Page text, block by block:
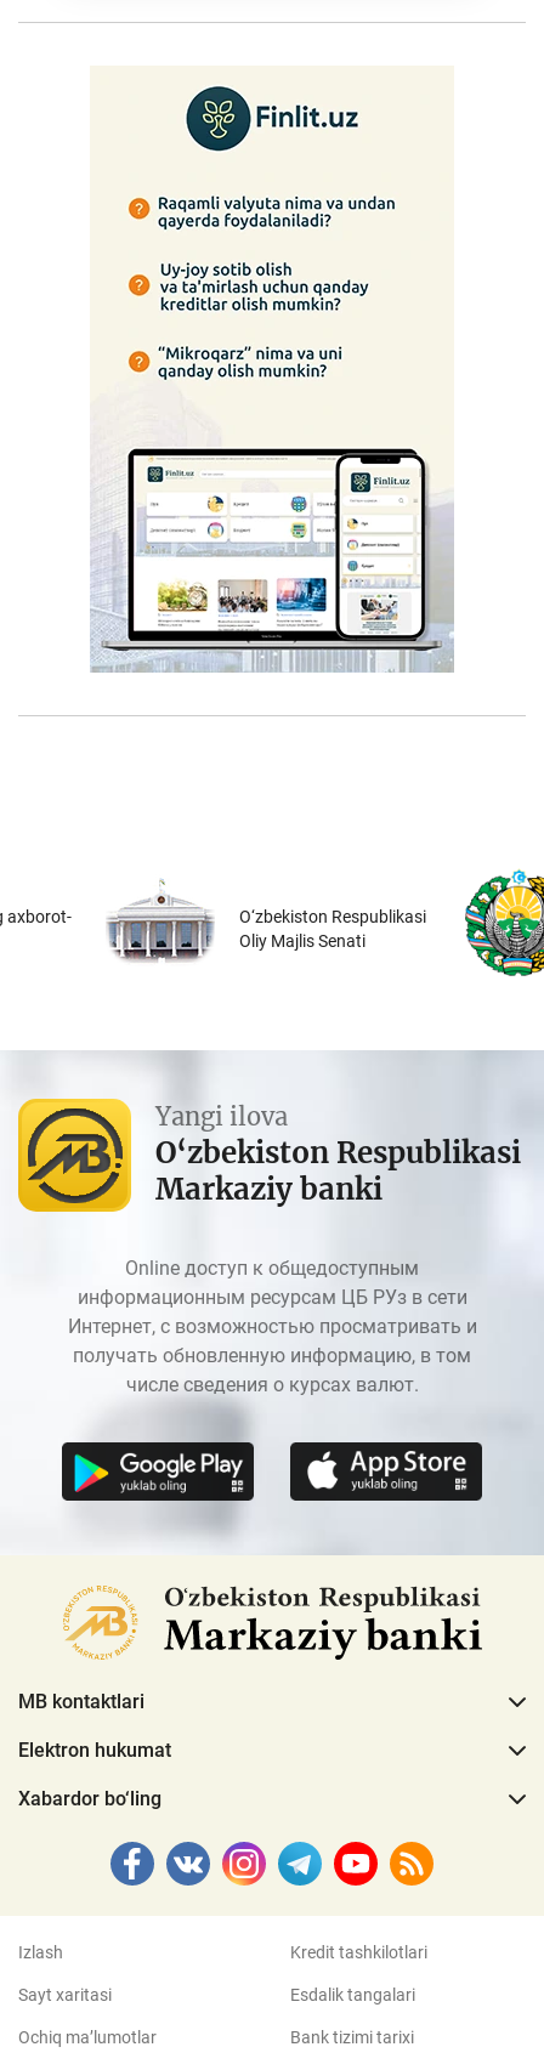
axborot-
O‘zbekiston Respublikasi
Oliy Majlis Senati
Yangi ilova
O‘zbekiston Respublikasi
Markaziy banki
Online доступ к общедоступным
информационным ресурсам ЦБ РУз в сети
Интернет, с возможностью просматривать и
получать обновленную информацию, в том
числе сведения о курсах валют.
MB kontaktlari
Elektron hukumat
Xabardor bo‘ling
Izlash
Sayt xaritasi
Ochiq ma’lumotlar
Kredit tashkilotlari
Esdalik tangalari
Bank tizimi tarixi